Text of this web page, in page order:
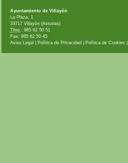
Ayuntamiento de Villayón
La Plaza, 1
33717 Villayón (Asturias)
Tfno.: 985 62 50 51
Fax: 985 62 50 45
Aviso Legal
Política de Privacidad Política de Cookies|